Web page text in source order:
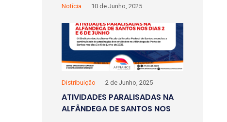
Greve Na Receita Federal.
Notícia 10 de Junho, 2025
ATIVIDADES PARALISADAS NA
ALFÂNDEGA DE SANTOS NOS
Distribuição 2 de Junho, 2025